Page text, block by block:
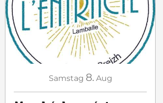
Samstag 8. Aug